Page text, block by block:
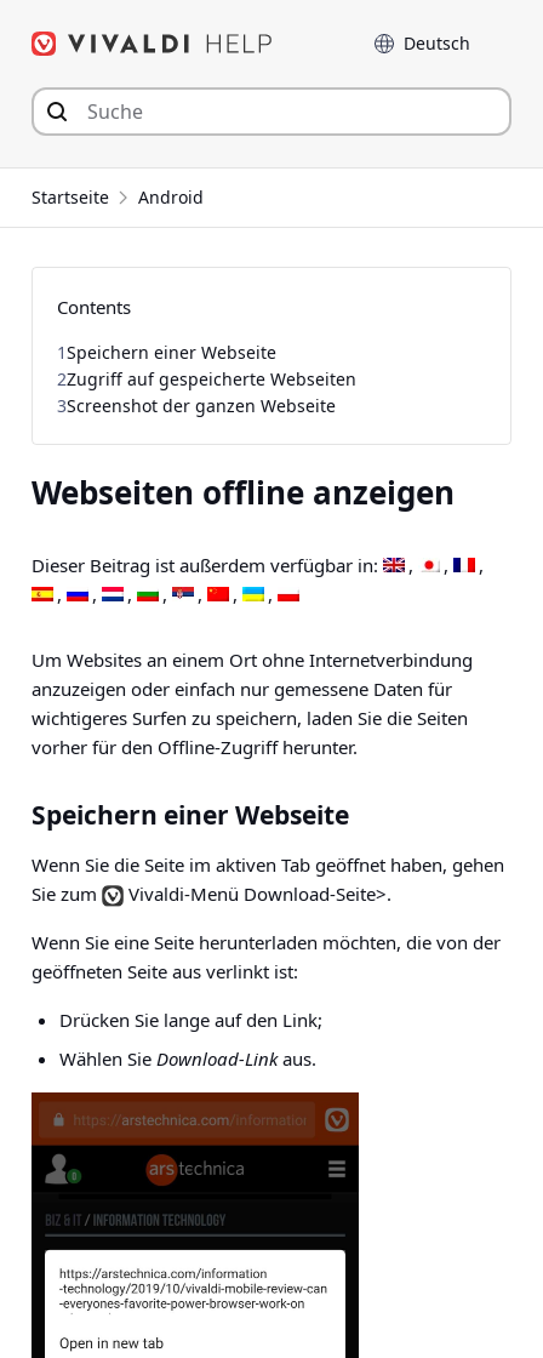
Inhalt
Sprache
Startseite Android
Webseiten offline anzeigen
Dieser Beitrag ist außerdem verfügbar in:
Um Websites an einem Ort ohne Internetverbindung
anzuzeigen oder einfach nur gemessene Daten für
wichtigeres Surfen zu speichern, laden Sie die Seiten
vorher für den Offline-Zugriff herunter.
Speichern einer Webseite
Wenn Sie die Seite im aktiven Tab geöffnet haben, gehen
Sie zum
Vivaldi-Menü Download-Seite>.
Wenn Sie eine Seite herunterladen möchten, die von der
geöffneten Seite aus verlinkt ist:
Drücken Sie lange auf den Link;
Wählen Sie Download-Linkaus.
Contents
1Speichern einer Webseite
2Zugriff auf gespeicherte Webseiten
3Screenshot der ganzen Webseite